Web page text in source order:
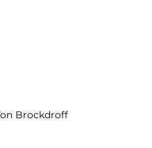
Brockdroff